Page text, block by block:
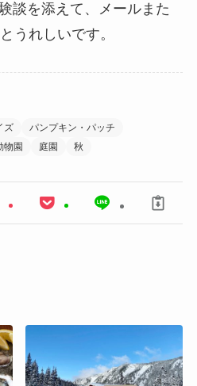
談を添えて、メールまた
うれしいです。
ズ
パンプキン・パッチ
物園 庭園 秋